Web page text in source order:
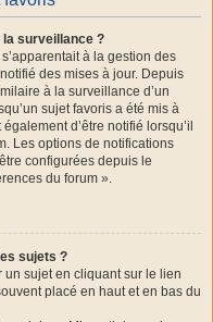
surveillance ?
à la gestion des
des mises à jour. Depuis
à la surveillance d’un
sujet favoris a été mis à
d’être notifié lorsqu’il
Les options de notifications
configurées depuis le
du forum ».
sujets ?
sujet en cliquant sur le lien
placé en haut et en bas du